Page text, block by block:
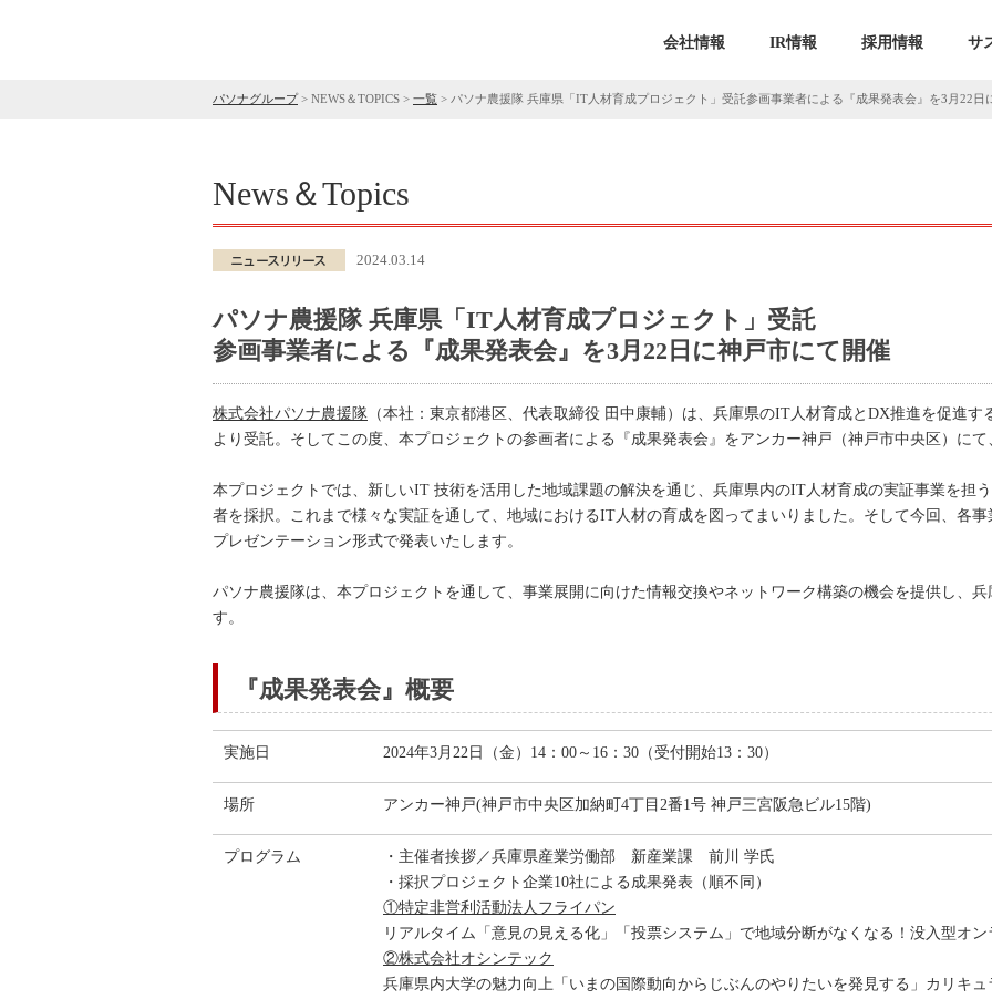
会社情報 IR情報 採用情報 サ
パソナグループ> NEWS＆TOPICS > 一覧 > パソナ農援隊 兵庫県「IT人材育成プロジェクト」受託参画事業者による『成果発表会』を3月22日
News＆Topics
2024.03.14
パソナ農援隊 兵庫県「IT人材育成プロジェクト」受託
参画事業者による『成果発表会』を3月22日に神戸市にて開催
株式会社パソナ農援隊 （本社：東京都港区、代表取締役 田中康輔）は、兵庫県のIT人材育成とDX推進を促進
より受託。そしてこの度、本プロジェクトの参画者による『成果発表会』をアンカー神戸（神戸市中央区）にて
本プロジェクトでは、新しいIT 技術を活用した地域課題の解決を通じ、兵庫県内のIT人材育成の実証事業を担
者を採択。これまで様々な実証を通して、地域におけるIT人材の育成を図ってまいりました。そして今回、各
プレゼンテーション形式で発表いたします。
パソナ農援隊は、本プロジェクトを通して、事業展開に向けた情報交換やネットワーク構築の機会を提供し、
す。
『成果発表会』概要
実施日 2024年3月22日（金）14：00～16：30（受付開始13：30）
場所 アンカー神戸(神戸市中央区加納町4丁目2番1号 神戸三宮阪急ビル15階)
プログラム
・主催者挨拶／兵庫県産業労働部 新産業課 前川 学氏
・採択プロジェクト企業10社による成果発表（順不同）
①特定非営利活動法人フライパン
リアルタイム「意見の見える化」「投票システム」で地域分断がなくなる！没入型オ
②株式会社オシンテック
兵庫県内大学の魅力向上「いまの国際動向からじぶんのやりたいを発見する」カリキ